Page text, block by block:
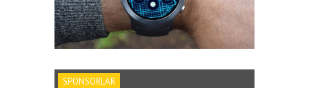
SPONSORLAR